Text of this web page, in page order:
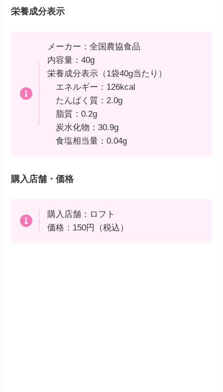
栄養成分表示
メーカー：全国農協食品
内容量：40g
栄養成分表示（1袋40g当たり）
エネルギー：126kcal
たんぱく質：2.0g
脂質：0.2g
炭水化物：30.9g
食塩相当量：0.04g
購入店舗・価格
購入店舗：ロフト
価格：150円（税込）